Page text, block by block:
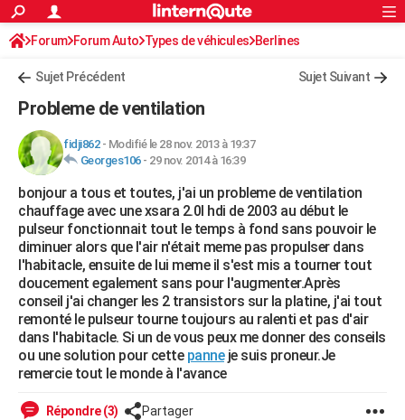
ACTUALITÉS
Politique
Société
Faits Divers
Education
Monde
Villes
+
FINANCE
Retraite
Impôts
Epargne
Immobilier
Risques naturels par ville
Banque
Assurance
Crédit
AUTO
Essais
Réserver un essai
Citadines
Berlines
SUV
Forum auto
+HIGH-TECH
Mobiles
Meilleur smartphone
Internet
Ordinateurs
Jeux vidéo
Guide high-tech
+BRICOLAGE
Forum
Aménagement intérieur
Extérieur
Cuisine
Salle de bains
Jardinage
Rangement
WEEK-END
Guides de France
Escapades
Patrimoine
Expositions
Week-end nature
LIFESTYLE
Modes de vie
SANTE
S'inscrire
Connexion
Forum Forum Auto Types de véhicules Berlines
Sujet Précédent Sujet Suivant
Probleme de ventilation
fidji862- Modifié le 28 nov. 2013 à 19:37
Georges106- 29 nov. 2014 à 16:39
bonjour a tous et toutes, j'ai un probleme de ventilation
chauffage avec une xsara 2.0l hdi de 2003 au début le
pulseur fonctionnait tout le temps à fond sans pouvoir le
diminuer alors que l'air n'était meme pas propulser dans
l'habitacle, ensuite de lui meme il s'est mis a tourner tout
doucement egalement sans pour l'augmenter.Après
conseil j'ai changer les 2 transistors sur la platine, j'ai tout
remonté le pulseur tourne toujours au ralenti et pas d'air
dans l'habitacle. Si un de vous peux me donner des conseils
ou une solution pour cette panneje suis proneur.Je
remercie tout le monde à l'avance
Répondre (3) Partager